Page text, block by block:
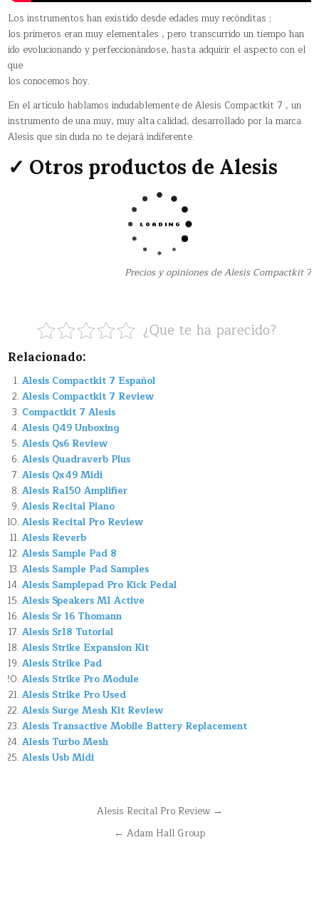
Los instrumentos han existido desde edades muy recónditas ;
los primeros eran muy elementales , pero transcurrido un tiempo han
ido evolucionando y perfeccionándose, hasta adquirir el aspecto con el
que
los conocemos hoy.
En el artículo hablamos indudablemente de Alesis Compactkit 7 , un
instrumento de una muy, muy alta calidad, desarrollado por la marca
Alesis que sin duda no te dejará indiferente.
✓ Otros productos de Alesis
Precios y opiniones de Alesis Compactkit 7
¿Que te ha parecido?
Relacionado:
Alesis Compactkit 7 Español
Alesis Compactkit 7 Review
Compactkit 7 Alesis
Alesis Q49 Unboxing
Alesis Qs6 Review
Alesis Quadraverb Plus
Alesis Qx49 Midi
Alesis Ra150 Amplifier
Alesis Recital Piano
Alesis Recital Pro Review
Alesis Reverb
Alesis Sample Pad 8
Alesis Sample Pad Samples
Alesis Samplepad Pro Kick Pedal
Alesis Speakers M1 Active
Alesis Sr 16 Thomann
Alesis Sr18 Tutorial
Alesis Strike Expansion Kit
Alesis Strike Pad
Alesis Strike Pro Module
Alesis Strike Pro Used
Alesis Surge Mesh Kit Review
Alesis Transactive Mobile Battery Replacement
Alesis Turbo Mesh
Alesis Usb Midi
NavegaciónAlesis Recital Pro Review →
← Adam Hall Group